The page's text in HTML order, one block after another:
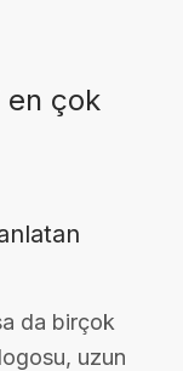
en çok
da birçok
uzun